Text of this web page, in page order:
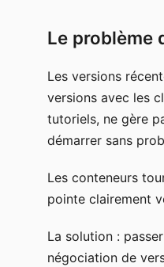
Le problème
Les versions
versions avec les
tutoriels, ne gère
démarrer sans
Les conteneurs
pointe clairement
La solution :
négociation de